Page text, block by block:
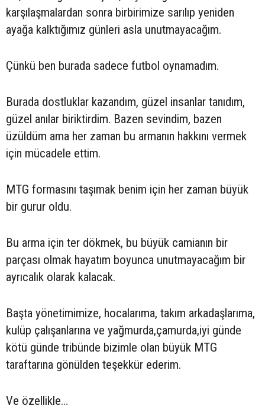
karşılaşmalardan sonra birbirimize sarılıp yeniden
ayağa kalktığımız günleri asla unutmayacağım.
Çünkü ben burada sadece futbol oynamadım.
Burada dostluklar kazandım, güzel insanlar tanıdım,
güzel anılar biriktirdim. Bazen sevindim, bazen
üzüldüm ama her zaman bu armanın hakkını vermek
için mücadele ettim.
MTG formasını taşımak benim için her zaman büyük
bir gurur oldu.
Bu arma için ter dökmek, bu büyük camianın bir
parçası olmak hayatım boyunca unutmayacağım bir
ayrıcalık olarak kalacak.
Başta yönetimimize, hocalarıma, takım arkadaşlarıma,
kulüp çalışanlarına ve yağmurda,çamurda,iyi günde
kötü günde tribünde bizimle olan büyük MTG
taraftarına gönülden teşekkür ederim.
Ve özellikle…